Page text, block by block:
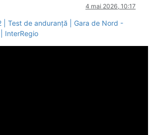
4 mai 2026, 10:17
| Test de anduranță | Gara de Nord -
InterRegio